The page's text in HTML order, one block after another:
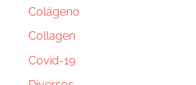
Colágeno
Collagen
Covid-19